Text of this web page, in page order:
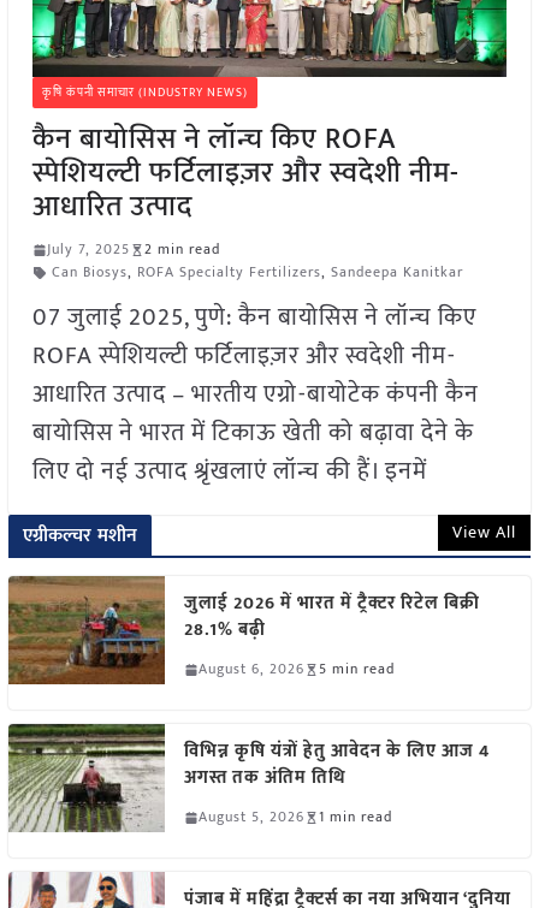
कृषि कंपनी समाचार (INDUSTRY NEWS)
कैन बायोसिस ने लॉन्च किए ROFA
स्पेशियल्टी फर्टिलाइज़र और स्वदेशी नीम-
आधारित उत्पाद
July 7, 2025
2 min read
Can Biosys, ROFA Specialty Fertilizers, Sandeepa Kanitkar
07 जुलाई 2025, पुणे: कैन बायोसिस ने लॉन्च किए
ROFA स्पेशियल्टी फर्टिलाइज़र और स्वदेशी नीम-
आधारित उत्पाद – भारतीय एग्रो-बायोटेक कंपनी कैन
बायोसिस ने भारत में टिकाऊ खेती को बढ़ावा देने के
लिए दो नई उत्पाद श्रृंखलाएं लॉन्च की हैं। इनमें
एग्रीकल्चर मशीन View All
जुलाई 2026 में भारत में ट्रैक्टर रिटेल बिक्री
28.1% बढ़ी
August 6, 2026 5 min read
विभिन्न कृषि यंत्रों हेतु आवेदन के लिए आज 4
अगस्त तक अंतिम तिथि
August 5, 2026 1 min read
पंजाब में महिंद्रा ट्रैक्टर्स का नया अभियान ‘दुनिया